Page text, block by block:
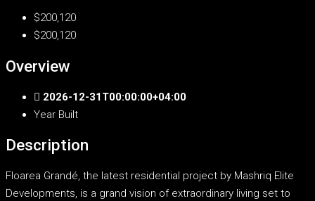
$200,120
$200,120
Overview
2026-12-31T00:00:00+04:00
Year Built
Description
Floarea Grandé, the latest residential project by Mashriq Elite
Developments, is a grand vision of extraordinary living set to